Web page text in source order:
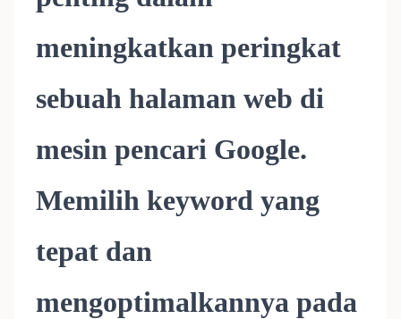
meningkatkan peringkat
sebuah halaman web di
mesin pencari Google.
Memilih keyword yang
tepat dan
mengoptimalkannya pada